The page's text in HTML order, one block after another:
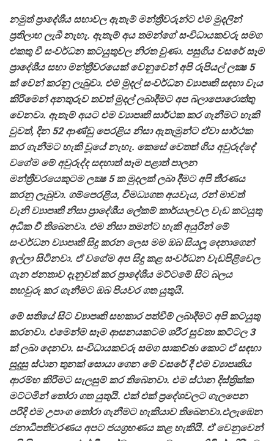
නමුත් ප්‍රාදේශීය සභාවල ඇතැම් මන්ත්‍රීවරුන්ට එම මුදලින්
ප්‍රතිලාභ ලැබී නැහැ. ඇතැම් අය තමන්ගේ සංවිධායකවරු සමග
එකතු වී සංවර්ධන කටයුතුවල නිරත වුණා. පසුගිය වසරේ සෑම
ප්‍රාදේශීය සභා මන්ත්‍රීවරයෙක් වෙනුවෙන් අපි රුපියල් ලක්‍ෂ 5
ක් වෙන් කරනු ලැබුවා. එම මුදල් සංවර්ධන ව්‍යාපෘති සඳහා වැය
කිරීමෙන් අනතුරුව තවත් මුදල් ලබාදීමට අප බලාපොරොත්තු
වෙනවා. ඇතැම් අයට එම ව්‍යාපෘති සාර්ථක කර ගැනීමට හැකි
වුවත්, දින 52 ආණ්ඩු පෙරළිය නිසා ඇතැමුන්ට ඒවා සාර්ථක
කර ගැනීමට හැකි වූයේ නැහැ. කෙසේ වෙතත් ගිය අවුරුද්දේ
වගේම මේ අවුරුද්ද සඳහාත් සෑම පළාත් පාලන
මන්ත්‍රීවරයෙකුටම ලක්‍ෂ 5 ක මුදලක් ලබා දීමට අපි තීරණය
කරනු ලැබුවා. ගම්පෙරළිය, විමධ්‍යගත අයවැය, රන් මාවත්
වැනි ව්‍යාපෘති නිසා ප්‍රාදේශීය ලේකම් කාර්යාලවල වැඩ කටයුතු
අධික වී තිබෙනවා. එම නිසා තමන්ට හැකි අයුරින් මේ
සංවර්ධන ව්‍යාපෘති සිදු කරන ලෙස මම ඔබ සියලූ දෙනාගෙන්
ඉල්ලා සිටිනවා. ඒ වගේම අප සිදු කළ සංවර්ධන වැඩපිළිවෙල
ගැන ජනතාව දැනුවත් කර ප්‍රාදේශීය මට්ටමේ සිට බලය
තහවුරු කර ගැනීමට ඔබ පියවර ගත යුතුයි.
මේ සතියේ සිට ව්‍යාපෘති සහකාර පත්වීම් ලබාදීමට අපි කටයුතු
කරනවා. එමෙන්ම සෑම ආසනයකටම ශරීර සුවතා කට්ටල 3
ක් ලබා දෙනවා. සංවිධායකවරු සමග සාකච්ඡා කොට ඒ සඳහා
සුදුසු ස්ථාන තුනක් සොයා ගෙන මේ වසරේ දී එම ව්‍යාපෘතිය
ආරම්භ කිරීමට සැලසුම් කර තිබෙනවා. එම ස්ථාන දිස්ත්‍රික්ක
මට්ටමින් තෝරා ගත යුතුයි. එක් එක් ප්‍රදේශවලට ගැලපෙන
පරිදි එම උපාංග තෝරා ගැනීමට හැකියාව තිබෙනවා.එලැඹෙන
ජනාධිපතිවරණය අපට ජයග්‍රහණය කළ හැකියි. ඒ වෙනුවෙන්